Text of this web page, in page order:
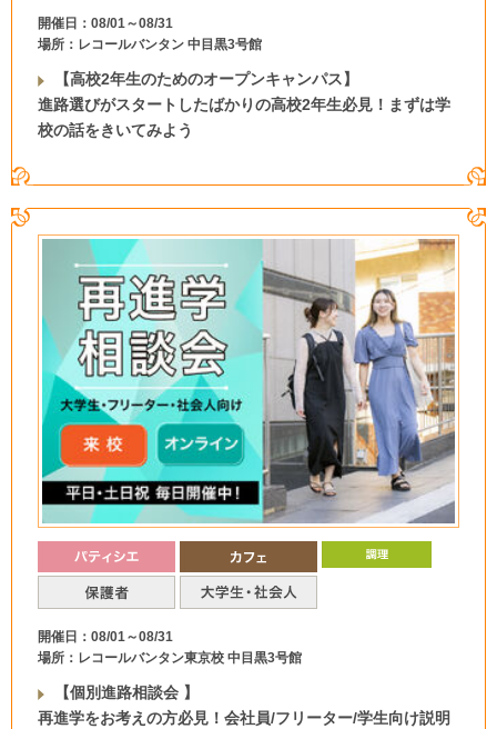
開催日：08/01～08/31
場所：レコールバンタン 中目黒3号館
【高校2年生のためのオープンキャンパス】
進路選びがスタートしたばかりの高校2年生必見！まずは学
校の話をきいてみよう
開催日：08/01～08/31
場所：レコールバンタン東京校 中目黒3号館
【個別進路相談会 】
再進学をお考えの方必見！会社員/フリーター/学生向け説明